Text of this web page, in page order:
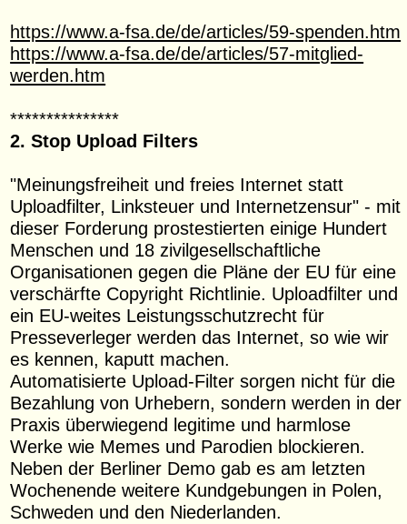
https://www.a-fsa.de/de/articles/59-spenden.htm
https://www.a-fsa.de/de/articles/57-mitglied-
werden.htm
***************
2. Stop Upload Filters
"Meinungsfreiheit und freies Internet statt
Uploadfilter, Linksteuer und Internetzensur" - mit
dieser Forderung prostestierten einige Hundert
Menschen und 18 zivilgesellschaftliche
Organisationen gegen die Pläne der EU für eine
verschärfte Copyright Richtlinie. Uploadfilter und
ein EU-weites Leistungsschutzrecht für
Presseverleger werden das Internet, so wie wir
es kennen, kaputt machen.
Automatisierte Upload-Filter sorgen nicht für die
Bezahlung von Urhebern, sondern werden in der
Praxis überwiegend legitime und harmlose
Werke wie Memes und Parodien blockieren.
Neben der Berliner Demo gab es am letzten
Wochenende weitere Kundgebungen in Polen,
Schweden und den Niederlanden.